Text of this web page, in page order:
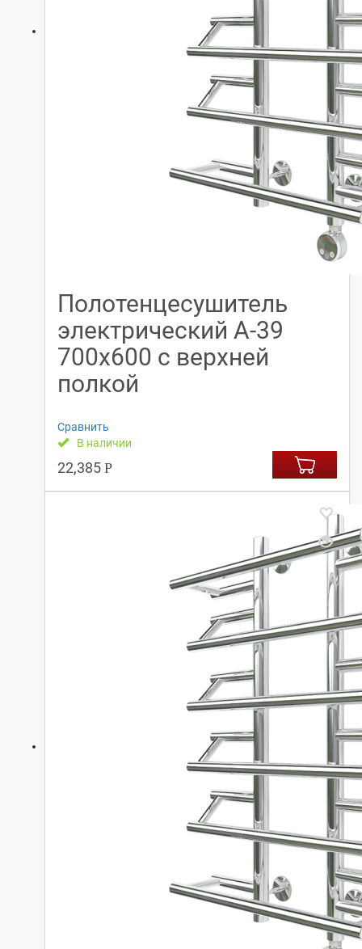
Полотенцесушитель
электрический А-39
700х600 с верхней
полкой
Сравнить
В наличии
22,385 Р